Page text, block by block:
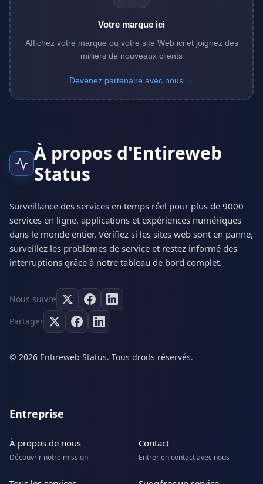
Votre marque ici
Affichez votre marque ou votre site Web ici et joignez des
milliers de nouveaux clients
Devenez partenaire avec nous →
À propos d'Entireweb
Status
Surveillance des services en temps réel pour plus de 9000
services en ligne, applications et expériences numériques
dans le monde entier. Vérifiez si les sites web sont en panne,
surveillez les problèmes de service et restez informé des
interruptions grâce à notre tableau de bord complet.
Nous suivre
Partager
© 2026 Entireweb Status. Tous droits réservés.
Entreprise
À propos de nous
Découvrir notre mission
Contact
Entrer en contact avec nous